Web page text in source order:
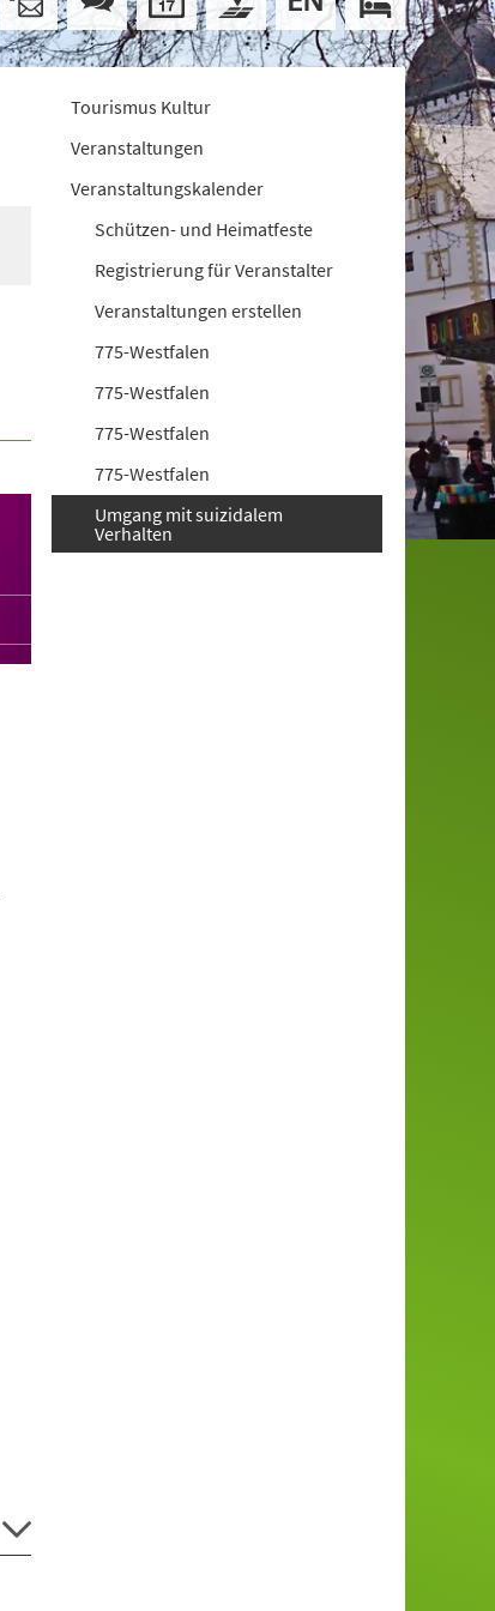
Tourismus Kultur
Veranstaltungen
Veranstaltungskalender
Schützen- und Heimatfeste
Registrierung für Veranstalter
Veranstaltungen erstellen
775-Westfalen
775-Westfalen
775-Westfalen
775-Westfalen
Umgang mit suizidalem
Verhalten